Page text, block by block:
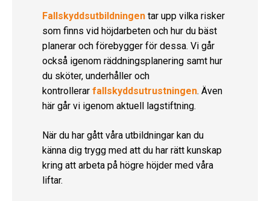
Fallskyddsutbildningen tar upp vilka risker
som finns vid höjdarbeten och hur du bäst
planerar och förebygger för dessa. Vi går
också igenom räddningsplanering samt hur
du sköter, underhåller och
kontrollerar fallskyddsutrustningen. Även
här går vi igenom aktuell lagstiftning.
När du har gått våra utbildningar kan du
känna dig trygg med att du har rätt kunskap
kring att arbeta på högre höjder med våra
liftar.